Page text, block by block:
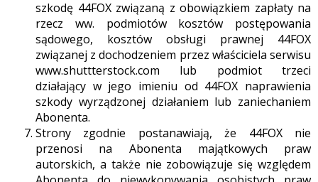
szkodę 44FOX związaną z obowiązkiem zapłaty na
rzecz ww. podmiotów kosztów postępowania
sądowego, kosztów obsługi prawnej 44FOX
związanej z dochodzeniem przez właściciela serwisu
www.shuttterstock.com lub podmiot trzeci
działający w jego imieniu od 44FOX naprawienia
szkody wyrządzonej działaniem lub zaniechaniem
Abonenta.
Strony zgodnie postanawiają, że 44FOX nie
przenosi na Abonenta majątkowych praw
autorskich, a także nie zobowiązuje się względem